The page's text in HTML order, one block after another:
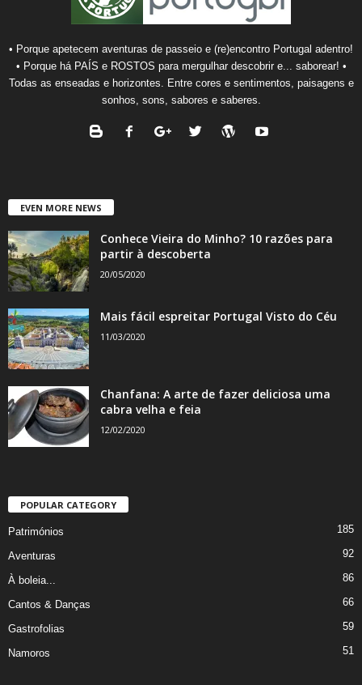
• Porque apetecem aventuras de passeio e (re)encontro Portugal adentro!
• Porque há PAÍS e ROSTOS para mergulhar descobrir e... saborear! •
Todas as enseadas e horizontes. Entre cores e sentimentos, paisagens e
sonhos, sons, sabores e saberes.
EVEN MORE NEWS
Conhece Vieira do Minho? 10 razões para
partir à descoberta
20/05/2020
Mais fácil espreitar Portugal Visto do Céu
11/03/2020
Chanfana: A arte de fazer deliciosa uma
cabra velha e feia
12/02/2020
POPULAR CATEGORY
Patrimónios 185
Aventuras 92
À boleia... 86
Cantos & Danças 66
Gastrofolias 59
Namoros 51